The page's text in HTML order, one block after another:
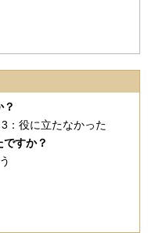
3：役に立たなかった
すか？